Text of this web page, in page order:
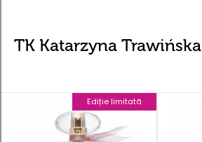
TK Katarzyna Trawińska
Ediție limitată